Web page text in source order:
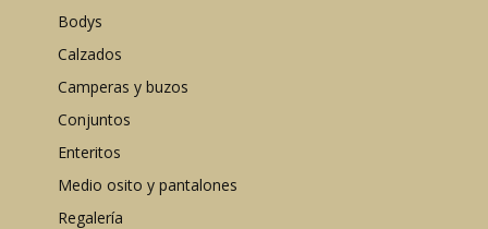
Bodys
Calzados
Camperas y buzos
Conjuntos
Enteritos
Medio osito y pantalones
Regalería